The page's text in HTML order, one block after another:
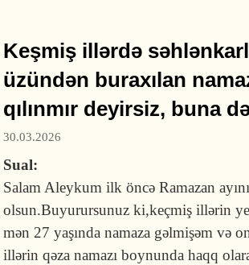
Keşmiş illərdə
üzündən buraxılan
qılınmır deyirsiz, buna
30.03.2026
Sual:
Salam Aleykum ilk öncə Ramazan
olsun.Buyurursunuz ki,keçmiş illərin
mən 27 yaşında namaza gəlmişəm və
illərin qəza namazı boynunda haqq